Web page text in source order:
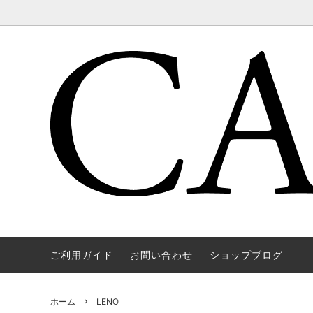
WAREHOUSE & CO. OOE
OUTER TOPS
ご利用ガイド お問い合わせ ショップブログ
ホーム
LENO